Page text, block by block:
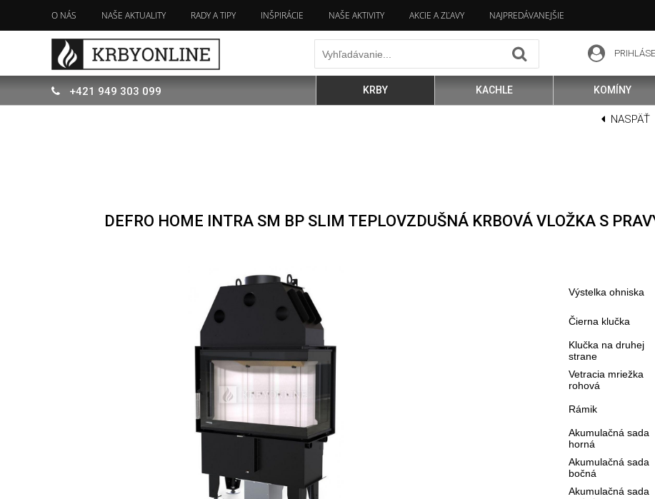
O NÁS NAŠE AKTUALITY RADY A TIPY INŠPIRÁCIE NAŠE AKTIVITY AKCIE A ZĽAVY NAJPREDÁVANEJŠIE
KRBY KACHLE KOMÍNY
+421 949 303 099
NASPÄŤ
DEFRO HOME INTRA SM BP SLIM TEPLOVZDUŠNÁ KRBOVÁ VLOŽKA S
Výstelka ohniska
Čierna klučka
Klučka na druhej
strane
Vetracia mriežka
rohová
Rámik
Akumulačná sada
horná
Akumulačná sada
bočná
Akumulačná sada